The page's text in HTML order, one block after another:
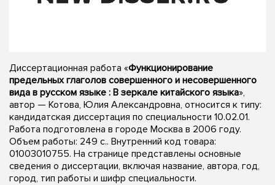
Диссертационная работа «Функционирование
предельных глаголов совершенного и несовершенного
вида в русском языке : В зеркале китайского языка»,
автор — Котова, Юлия Александровна, относится к типу:
кандидатская диссертация по специальности 10.02.01.
Работа подготовлена в городе Москва в 2006 году.
Объем работы: 249 с.. Внутренний код товара:
01003010755. На странице представлены основные
сведения о диссертации, включая название, автора, год,
город, тип работы и шифр специальности.